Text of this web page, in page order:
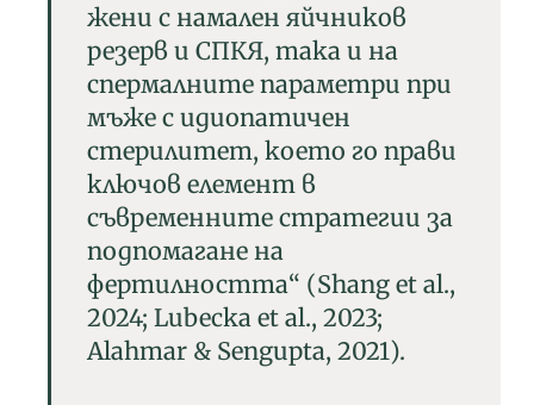
жени с намален яйчников
резерв и СПКЯ, така и на
спермалните параметри при
мъже с идиопатичен
стерилитет, което го прави
ключов елемент в
съвременните стратегии за
подпомагане на
фертилността“ (Shang et al.,
2024; Lubecka et al., 2023;
Alahmar & Sengupta, 2021).